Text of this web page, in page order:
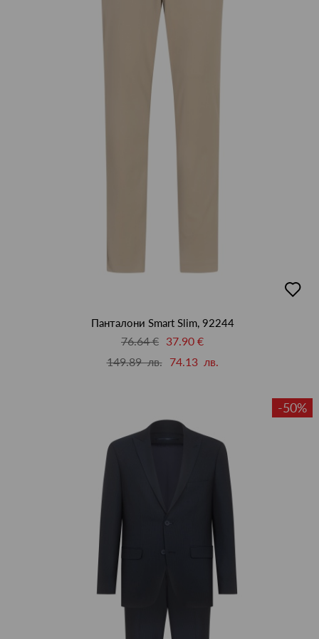
в
Панталони Smart Slim, 92244
76.64 € 37.90 €
149.89 лв.
74.13 лв.
-50%